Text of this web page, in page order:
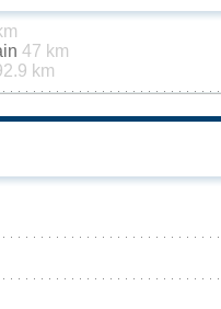
47 km
km